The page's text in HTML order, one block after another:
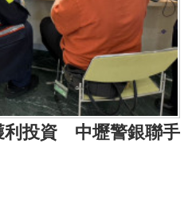
利投資 中壢警銀聯手